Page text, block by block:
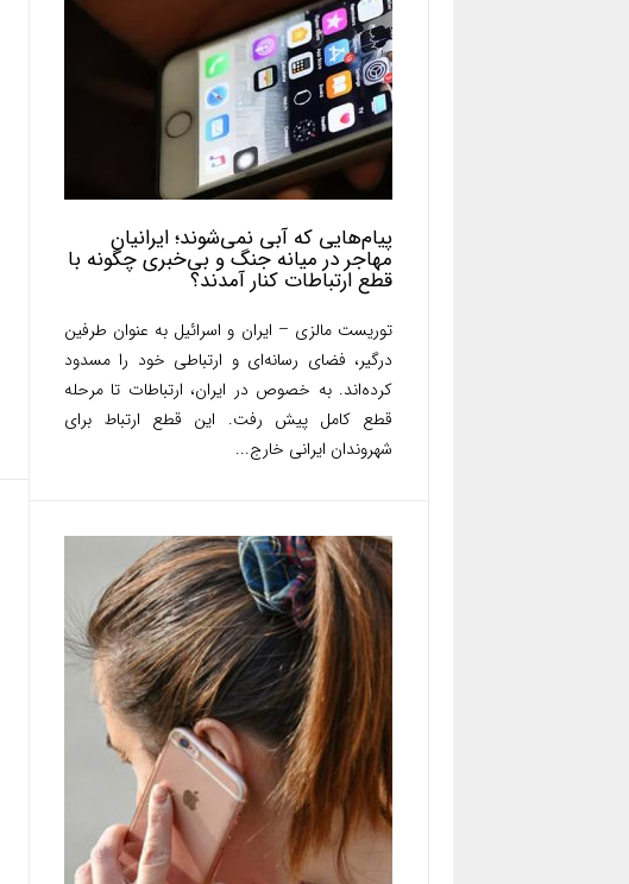
پیام‌هایی که آبی نمی‌شوند؛ ایرانیان
مهاجر در میانه جنگ و بی‌خبری چگونه با
قطع ارتباطات کنار آمدند؟
توریست مالزی – ایران و اسرائیل به عنوان طرفین
درگیر، فضای رسانه‌ای و ارتباطی خود را مسدود
کرده‌اند. به خصوص در ایران، ارتباطات تا مرحله
قطع کامل پیش رفت. این قطع ارتباط برای
شهروندان ایرانی خارج...